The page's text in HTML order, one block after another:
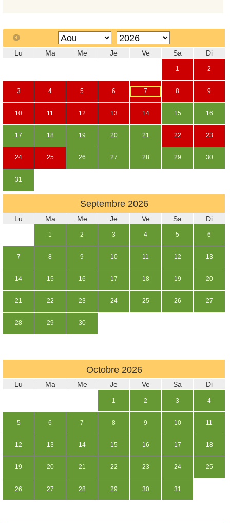
Lu Ma Me Je Ve Sa Di
1 2
3 4 5 6 7 8 9
10 11 12 13 14 15 16
17 18 19 20 21 22 23
24 25 26 27 28 29 30
31
Septembre 2026
Lu Ma Me Je Ve Sa Di
1 2 3 4 5 6
7 8 9 10 11 12 13
14 15 16 17 18 19 20
21 22 23 24 25 26 27
28 29 30
Octobre 2026
Lu Ma Me Je Ve Sa Di
1 2 3 4
5 6 7 8 9 10 11
12 13 14 15 16 17 18
19 20 21 22 23 24 25
26 27 28 29 30 31